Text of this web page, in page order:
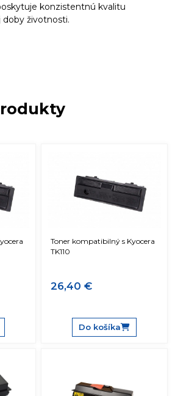
konzistentnú kvalitu
doby životnosti.
Toner kompatibilný s Kyocera
TK110
26,40 €
Do košíka